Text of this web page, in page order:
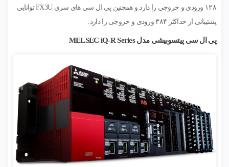
۱۲۸ ورودی و خروجی را دارد و همچنین پی ال سی های سری FX3U توانایی
پشتیبانی از حداکثر ۳۸۴ ورودی و خروجی را دارد.
پی ال سی پیتسوبیشی مدل MELSEC iQ-R Series